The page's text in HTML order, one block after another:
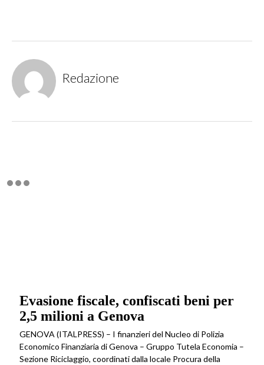
Redazione
Evasione fiscale, confiscati beni per
2,5 milioni a Genova
GENOVA (ITALPRESS) – I finanzieri del Nucleo di Polizia
Economico Finanziaria di Genova – Gruppo Tutela Economia –
Sezione Riciclaggio, coordinati dalla locale Procura della